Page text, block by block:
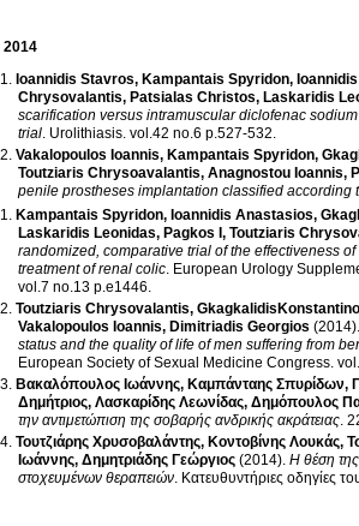
2014
Ioannidis Stavros, Kampantais Spyridon,
Chrysovalantis, Patsialas Christos, Laskaridis
scarification versus intramuscular diclofenac
trial. Urolithiasis. vol.42 no.6 p.527-532.
Vakalopoulos Ioannis, Kampantais Spyridon,
Toutziaris Chrysoavalantis, Anagnostou Ioannis,
penile prostheses implantation classified according
Kampantais Spyridon, Ioannidis Anastasios,
Laskaridis Leonidas, Pagkos I , Toutziaris
randomized, comparative trial of the effectiveness
treatment of renal colic. European Urology
vol.7 no.13 p.e1446.
Toutziaris Chrysovalantis,
Vakalopoulos Ioannis, Dimitriadis Georgios (2014).
status and the quality of life
European Society of Sexual Medicine Congress.
Βακαλόπουλος Ιωάννης, Καμπάνταης Σπυρίδων,
Δημήτριος, Λασκαρίδης Λεωνίδας, Δημόπουλος
την αντιμετώπιση της σοβαρής ανδρικής ακράτειας.
Τουτζιάρης Χρυσοβαλάντης, Κοντοβίνης Λουκάς,
Ιωάννης, Δημητριάδης Γεώργιος (2014). Η θέση
στοχευμένων θεραπειών. Κατευθυντήριες οδηγίες